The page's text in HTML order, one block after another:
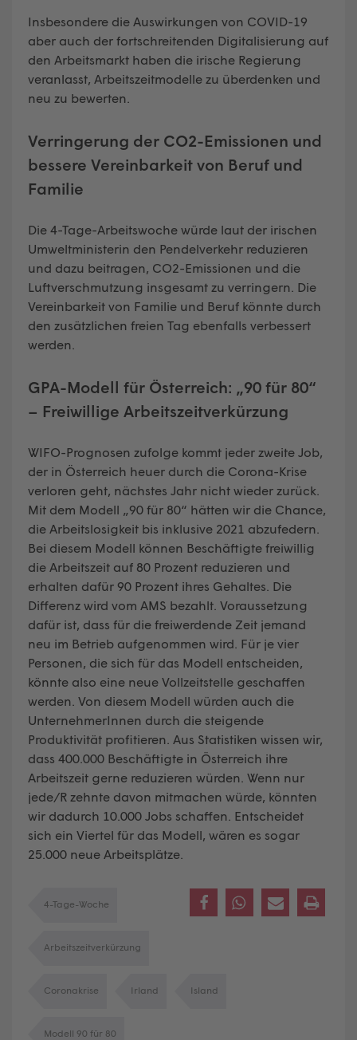
Insbesondere die Auswirkungen von COVID-19
aber auch der fortschreitenden Digitalisierung auf
den Arbeitsmarkt haben die irische Regierung
veranlasst, Arbeitszeitmodelle zu überdenken und
neu zu bewerten.
Verringerung der CO2-Emissionen und
bessere Vereinbarkeit von Beruf und
Familie
Die 4-Tage-Arbeitswoche würde laut der irischen
Umweltministerin den Pendelverkehr reduzieren
und dazu beitragen, CO2-Emissionen und die
Luftverschmutzung insgesamt zu verringern. Die
Vereinbarkeit von Familie und Beruf könnte durch
den zusätzlichen freien Tag ebenfalls verbessert
werden.
GPA-Modell für Österreich: „90 für 80“
– Freiwillige Arbeitszeitverkürzung
WIFO-Prognosen zufolge kommt jeder zweite Job,
der in Österreich heuer durch die Corona-Krise
verloren geht, nächstes Jahr nicht wieder zurück.
Mit dem Modell „90 für 80“ hätten wir die Chance,
die Arbeitslosigkeit bis inklusive 2021 abzufedern.
Bei diesem Modell können Beschäftigte freiwillig
die Arbeitszeit auf 80 Prozent reduzieren und
erhalten dafür 90 Prozent ihres Gehaltes. Die
Differenz wird vom AMS bezahlt. Voraussetzung
dafür ist, dass für die freiwerdende Zeit jemand
neu im Betrieb aufgenommen wird. Für je vier
Personen, die sich für das Modell entscheiden,
könnte also eine neue Vollzeitstelle geschaffen
werden. Von diesem Modell würden auch die
UnternehmerInnen durch die steigende
Produktivität profitieren. Aus Statistiken wissen wir,
dass 400.000 Beschäftigte in Österreich ihre
Arbeitszeit gerne reduzieren würden. Wenn nur
jede/R zehnte davon mitmachen würde, könnten
wir dadurch 10.000 Jobs schaffen. Entscheidet
sich ein Viertel für das Modell, wären es sogar
25.000 neue Arbeitsplätze.
4-Tage-Woche
Arbeitszeitverkürzung
Coronakrise Irland Island
Modell 90 für 80